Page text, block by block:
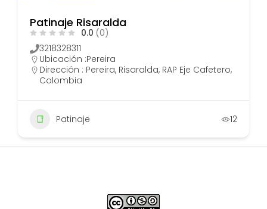
Patinaje Risaralda
0.0 (0)
3218328311
Ubicación :Pereira
Dirección : Pereira, Risaralda, RAP Eje Cafetero,
Colombia
Patinaje 12